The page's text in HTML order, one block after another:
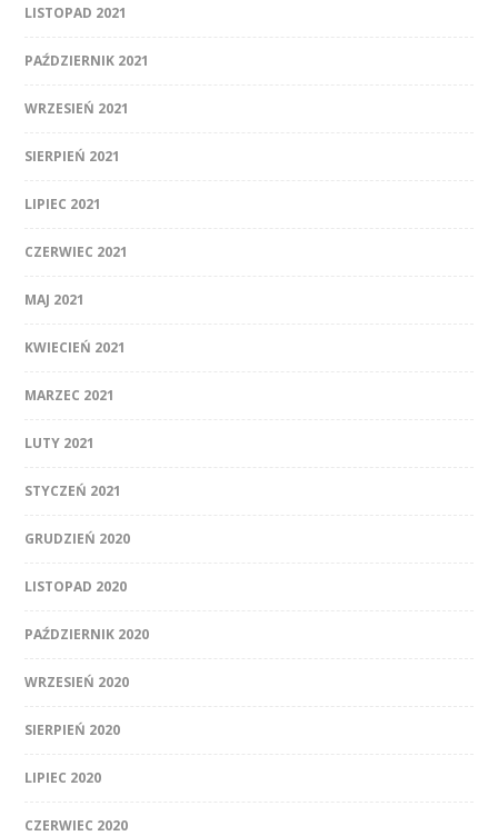
LISTOPAD 2021
PAŹDZIERNIK 2021
WRZESIEŃ 2021
SIERPIEŃ 2021
LIPIEC 2021
CZERWIEC 2021
MAJ 2021
KWIECIEŃ 2021
MARZEC 2021
LUTY 2021
STYCZEŃ 2021
GRUDZIEŃ 2020
LISTOPAD 2020
PAŹDZIERNIK 2020
WRZESIEŃ 2020
SIERPIEŃ 2020
LIPIEC 2020
CZERWIEC 2020